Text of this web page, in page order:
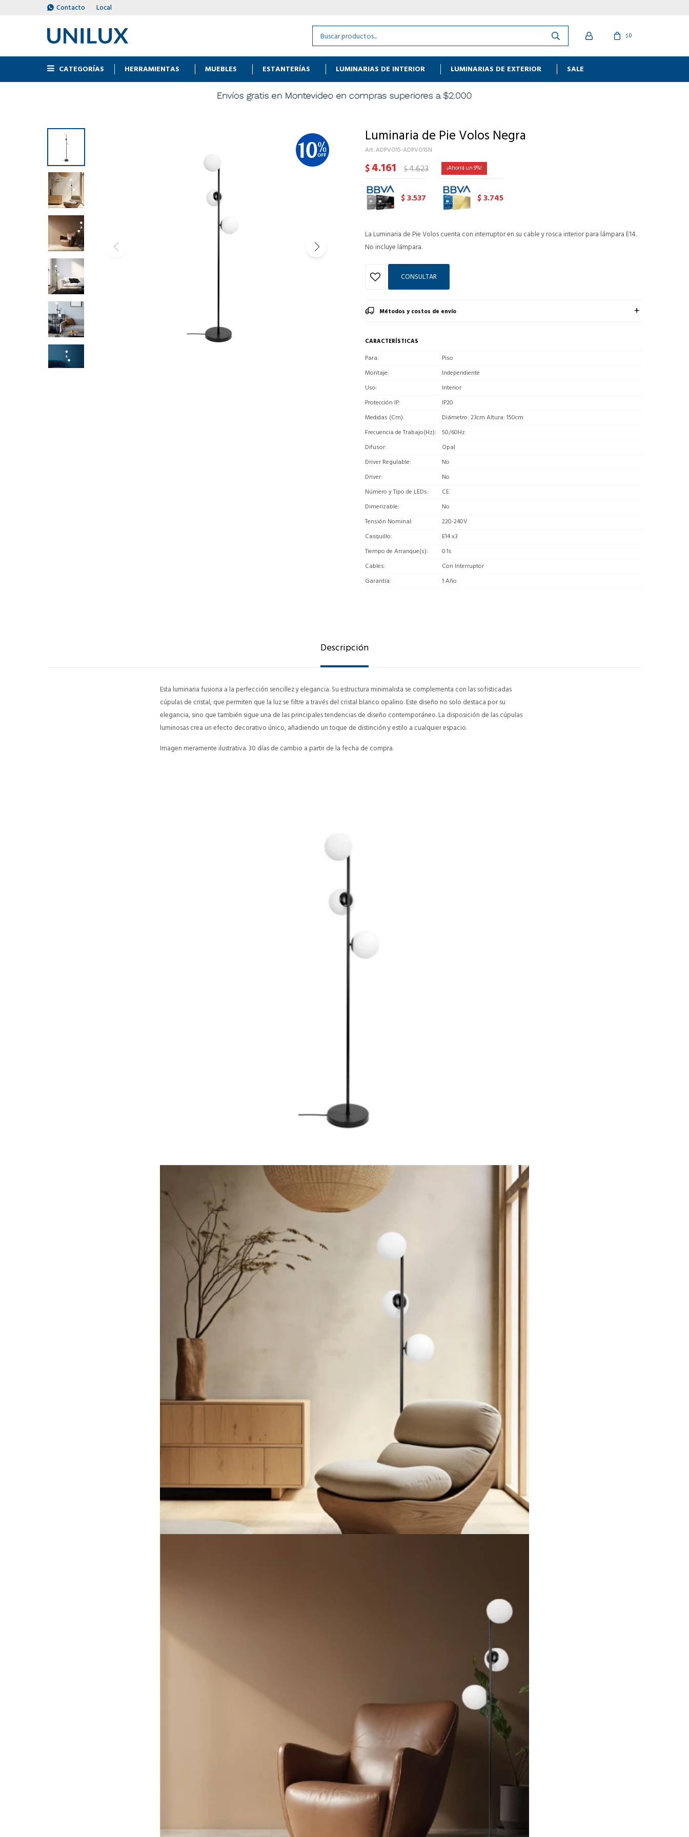
CATEGORÍAS HERRAMIENTAS MUEBLES ESTANTERÍAS LUMINARIAS DE INTERIOR LUMINARIAS DE EXTERIOR SALE
$0
Contacto Local
Luminaria de Pie Volos Negra
ADPVO15-ADPVO15N
$4.161 $4.623 9
$3.537 $3.745
La Luminaria de Pie Volos cuenta con interruptor en su cable y rosca interior para lámpara E14.
No incluye lámpara.
CONSULTAR
Métodos y costos de envío
CARACTERÍSTICAS
Para
Piso
Montaje
Independiente
Uso
Interior
Protección IP
IP20
Medidas (Cm)
Diámetro: 23cm Altura: 150cm
Frecuencia de Trabajo(Hz)
50/60Hz
Difusor
Opal
Driver Regulable
No
Driver
No
Número y Tipo de LEDs
CE
Dimerizable
No
Tensión Nominal
220-240V
Casquillo
E14 x3
Tiempo de Arranque(s)
0.1s
Cables
Con Interruptor
Garantía
1 Año
Descripción
Esta luminaria fusiona a la perfección sencillez y elegancia. Su estructura minimalista se complementa con las sofisticadas
cúpulas de cristal, que permiten que la luz se filtre a través del cristal blanco opalino. Este diseño no solo destaca por su
elegancia, sino que también sigue una de las principales tendencias de diseño contemporáneo. La disposición de las cúpulas
luminosas crea un efecto decorativo único, añadiendo un toque de distinción y estilo a cualquier espacio.
Imagen meramente ilustrativa. 30 días de cambio a partir de la fecha de compra.